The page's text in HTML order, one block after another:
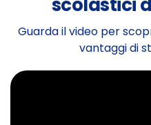
scolastici
Guarda il video per
vantaggi di